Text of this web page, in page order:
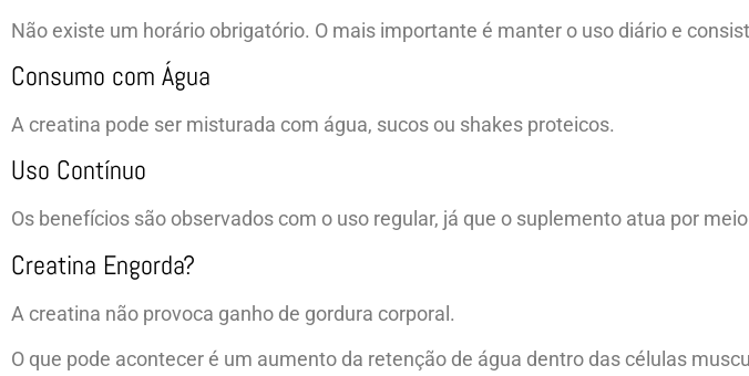
Não existe um horário obrigatório. O mais importante é manter o uso diário e
Consumo com Água
A creatina pode ser misturada com água, sucos ou shakes proteicos.
Uso Contínuo
Os benefícios são observados com o uso regular, já que o suplemento atua por
Creatina Engorda?
A creatina não provoca ganho de gordura corporal.
O que pode acontecer é um aumento da retenção de água dentro das células